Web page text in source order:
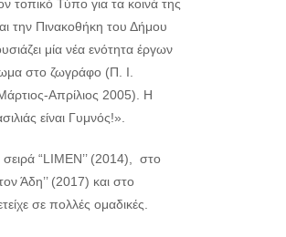
τοπικό Τύπο για τα κοινά της
την Πινακοθήκη του Δήμου
μία νέα ενότητα έργων
στο ζωγράφο (Π. Ι.
Απρίλιος 2005). Η
είναι Γυμνός!».
“LIMEN’’ (2014), στο
Άδη’’ (2017) και στο
σε πολλές ομαδικές.